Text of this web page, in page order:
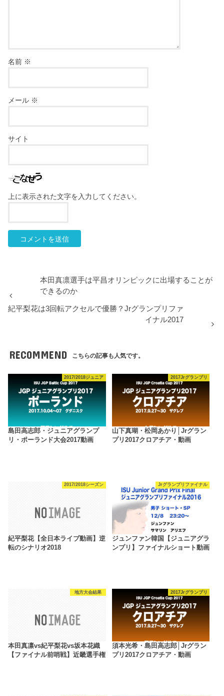
名前 ※
メール ※
サイト
上に表示された文字を入力してください。
本田真凛選手は平昌オリンピックに出場することが
できるのか
紀平梨花は3回転アクセルで優勝？Jrグランプリファ
イナル2017
RECOMMEND こちらの記事も人気です。
2017/2018ジュニア
島田高志郎・ジュニアグランプ
リ・ポーランド大会2017動画
2017Jrグランプリ
山下真瑚・松岡あかり│Jrグラン
プリ2017クロアチア・動画
2017/2018シーズン
紀平梨花【全日本ライブ動画】逆
転のシナリオ2018
Jrグランプリファイナル
ジュンファン韓国【ジュニアグラ
ンプリ】ファイナルショート動画
地方大会結果
本田真凛vs紀平梨花vs坂本花織
【ファイナル前哨戦】近畿選手権
2017Jrグランプリ
須本光希・島田高志郎│Jrグラン
プリ2017クロアチア・動画